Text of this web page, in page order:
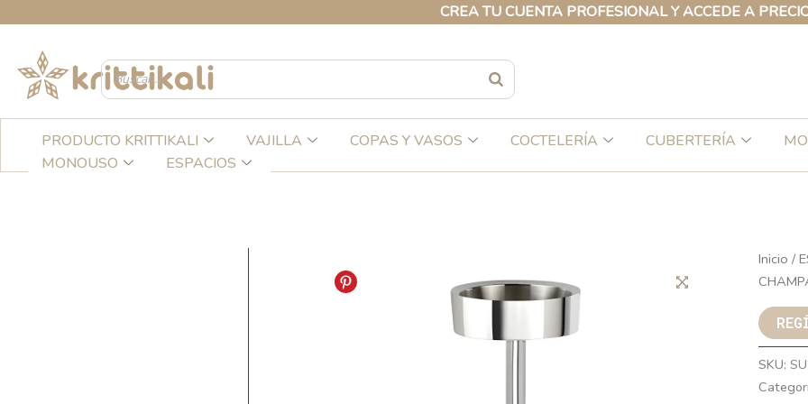
CREA TU CUENTA PROFESIONAL Y ACCEDE A PRECIOS
contenido
PRODUCTO KRITTIKALI VAJILLA COPAS Y VASOS COCTELERÍA CUBERTERÍA
MONOUSO
ESPACIOS
Inicio /
SKU: